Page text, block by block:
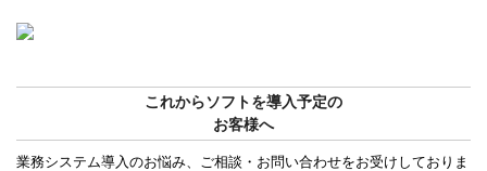
これからソフトを導入予定の
お客様へ
業務システム導入のお悩み、ご相談・お問い合わせをお受けしておりま